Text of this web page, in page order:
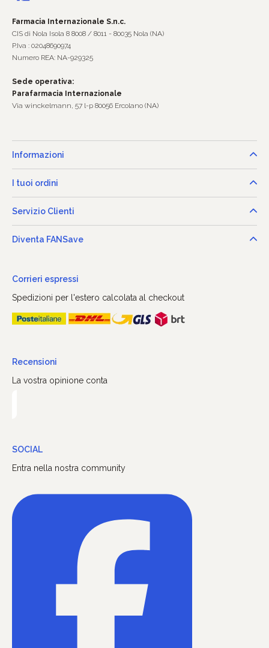
Farmacia Internazionale S.n.c.
CIS di Nola Isola 8 8008 / 8011 - 80035 Nola (NA)
P.Iva : 02048690974
Numero REA: NA-929325
Sede operativa:
Parafarmacia Internazionale
Via winckelmann, 57 l-p 80056 Ercolano (NA)
Informazioni
I tuoi ordini
Servizio Clienti
Diventa FANSave
Corrieri espressi
Spedizioni per l'estero calcolata al checkout
Recensioni
La vostra opinione conta
SOCIAL
Entra nella nostra community